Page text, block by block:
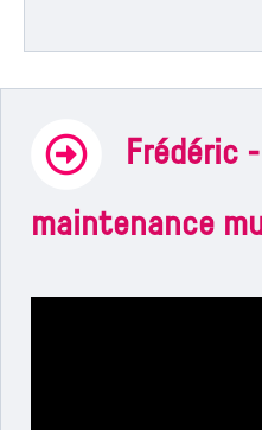
Frédéric
maintenance